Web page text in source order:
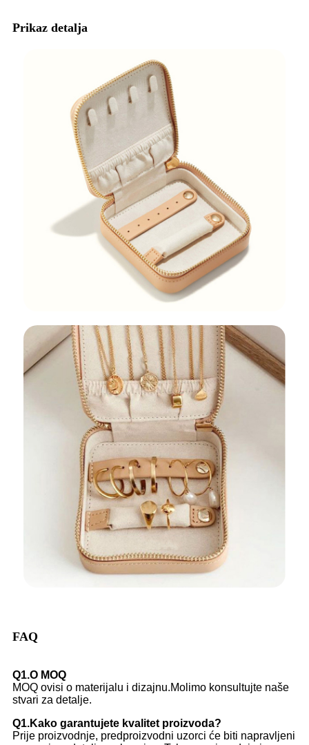
Prikaz detalja
FAQ
Q1.O MOQ
MOQ ovisi o materijalu i dizajnu.Molimo konsultujte naše
stvari za detalje.
Q1.Kako garantujete kvalitet proizvoda?
Prije proizvodnje, predproizvodni uzorci će biti napravljeni